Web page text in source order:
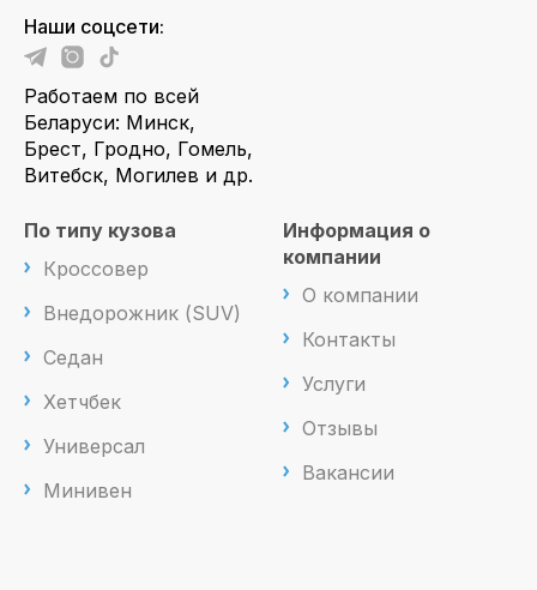
Наши соцсети:
Работаем по всей
Беларуси: Минск,
Брест, Гродно, Гомель,
Витебск, Могилев и др.
По типу кузова
Кроссовер
Внедорожник (SUV)
Седан
Хетчбек
Универсал
Минивен
Информация о
компании
О компании
Контакты
Услуги
Отзывы
Вакансии